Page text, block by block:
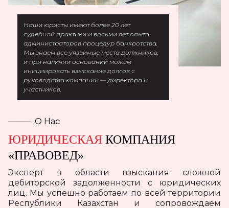
О Нас
ЮРИДИЧЕСКАЯ КОМПАНИЯ
«ПРАВОВЕД»
Эксперт в области взыскания сложной
дебиторской задолженности с юридических
лиц. Мы успешно работаем по всей территории
Республики Казахстан и сопровождаем
Наши юристы имеют более 20 лет
судебной практики и восьми лет опыта
администраторов процедур банкротства.
Мы знаем все уязвимые места должников,
и при наличии оснований можем
инициировать взыскание долгов с
руководства компании — директора и
участников.